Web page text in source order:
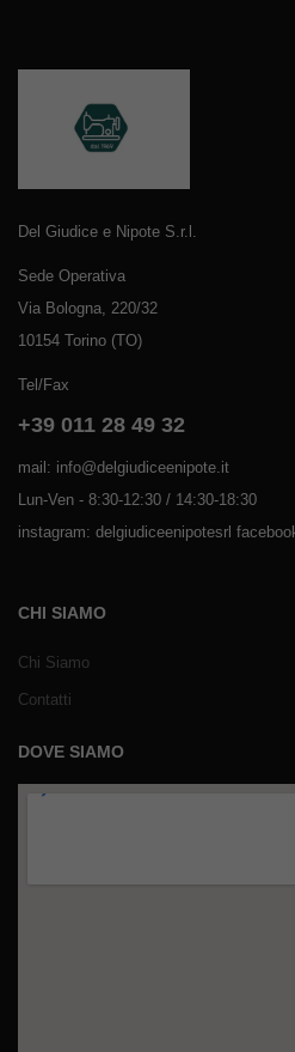
Del Giudice e Nipote S.r.l.
Sede Operativa
Via Bologna, 220/32
10154 Torino (TO)
Tel/Fax
+39 011 28 49 32
mail: info@delgiudiceenipote.it
Lun-Ven - 8:30-12:30 / 14:30-18:30
instagram: delgiudiceenipotesrl
CHI SIAMO
Chi Siamo
Contatti
DOVE SIAMO